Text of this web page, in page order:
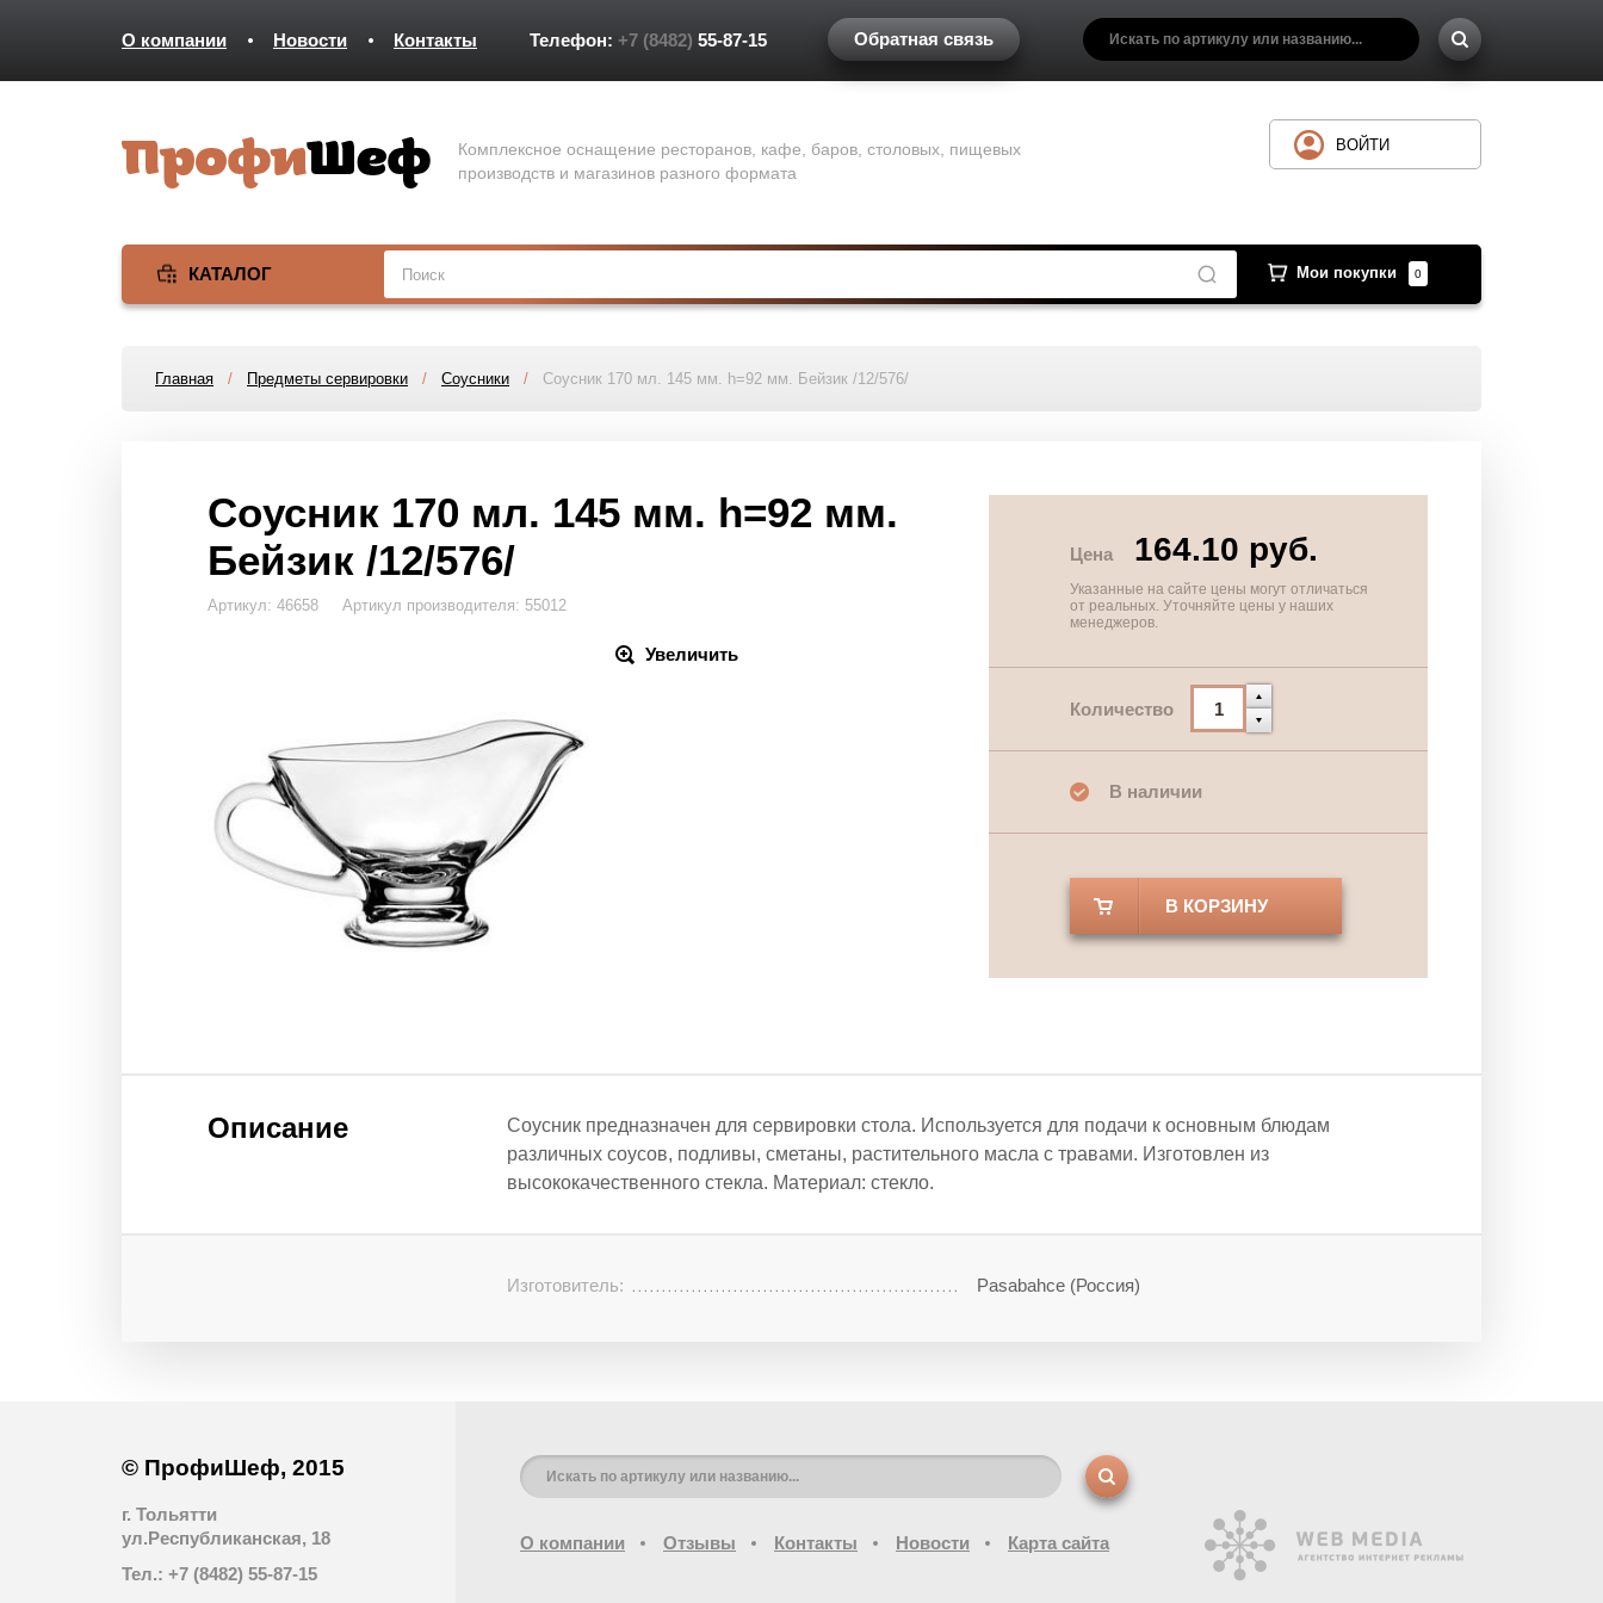
О компании Новости Контакты Телефон: +7 (8482) 55-87-15 Обратная связь
Комплексное оснащение ресторанов, кафе, баров, столовых, пищевых
производств и магазинов разного формата
КАТАЛОГ Мои покупки 0
ВОЙТИ
Главная / Предметы сервировки / Соусники / Соусник 170 мл. 145 мм. h=92 мм. Бейзик /12/576/
Соусник 170 мл. 145 мм. h=92 мм.
Бейзик /12/576/
Артикул: 46658 Артикул производителя: 55012
Увеличить
Цена 164.10 руб.
Указанные на сайте цены могут отличаться
от реальных. Уточняйте цены у наших
менеджеров.
Количество
В наличии
В КОРЗИНУ
Описание
Соусник предназначен для сервировки стола. Используется для подачи к основным блюдам
различных соусов, подливы, сметаны, растительного масла с травами. Изготовлен из
высококачественного стекла. Материал: стекло.
Изготовитель: Pasabahce (Россия)
© ПрофиШеф, 2015
г. Тольятти
ул.Республиканская, 18
Тел.: +7 (8482) 55-87-15
О компании Отзывы Контакты Новости Карта сайта